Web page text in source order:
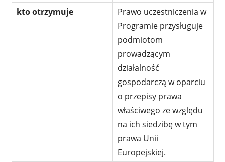
kto otrzymuje
Prawo uczestniczenia w
Programie przysługuje
podmiotom
prowadzącym
działalność
gospodarczą w oparciu
o przepisy prawa
właściwego ze względu
na ich siedzibę w tym
prawa Unii
Europejskiej.